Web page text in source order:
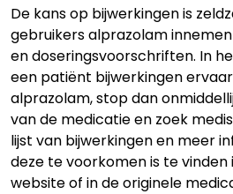
De kans op bijwerkingen is
gebruikers alprazolam
en doseringsvoorschriften. In
een patiënt bijwerkingen
alprazolam, stop dan
van de medicatie en zoek
lijst van bijwerkingen en meer
deze te voorkomen is te vinden
website of in de originele